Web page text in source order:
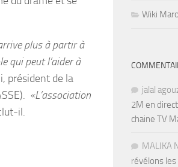
plus à partir à
qui peut l’aider à
président de la
«L’association
il.
Wiki
jalal
2M en
chaine TV
MALIKA
révélons